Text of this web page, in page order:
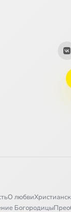
О любви
Богородицы